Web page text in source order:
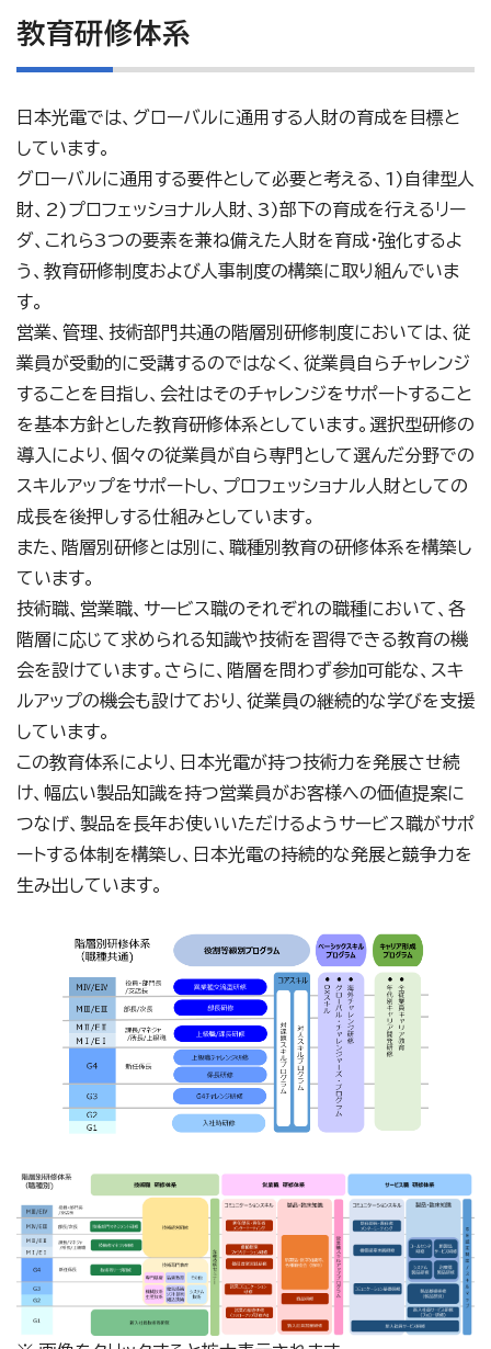
教育研修体系
日本光電では、グローバルに通用する人財の育成を目標と
しています。
グローバルに通用する要件として必要と考える、1)自律型人
財、2)プロフェッショナル人財、3)部下の育成を行えるリー
ダ、これら3つの要素を兼ね備えた人財を育成・強化するよ
う、教育研修制度および人事制度の構築に取り組んでいま
す。
営業、管理、技術部門共通の階層別研修制度においては、従
業員が受動的に受講するのではなく、従業員自らチャレンジ
することを目指し、会社はそのチャレンジをサポートすること
を基本方針とした教育研修体系としています。選択型研修の
導入により、個々の従業員が自ら専門として選んだ分野での
スキルアップをサポートし、プロフェッショナル人財としての
成長を後押しする仕組みとしています。
また、階層別研修とは別に、職種別教育の研修体系を構築し
ています。
技術職、営業職、サービス職のそれぞれの職種において、各
階層に応じて求められる知識や技術を習得できる教育の機
会を設けています。さらに、階層を問わず参加可能な、スキ
ルアップの機会も設けており、従業員の継続的な学びを支援
しています。
この教育体系により、日本光電が持つ技術力を発展させ続
け、幅広い製品知識を持つ営業員がお客様への価値提案に
つなげ、製品を長年お使いいただけるようサービス職がサポ
ートする体制を構築し、日本光電の持続的な発展と競争力を
生み出しています。